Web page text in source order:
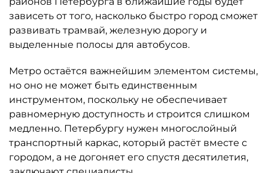
зависеть от того, насколько быстро город сможет
развивать трамвай, железную дорогу и
выделенные полосы для автобусов.
Метро остаётся важнейшим элементом системы,
но оно не может быть единственным
инструментом, поскольку не обеспечивает
равномерную доступность и строится слишком
медленно. Петербургу нужен многослойный
транспортный каркас, который растёт вместе с
городом, а не догоняет его спустя десятилетия,